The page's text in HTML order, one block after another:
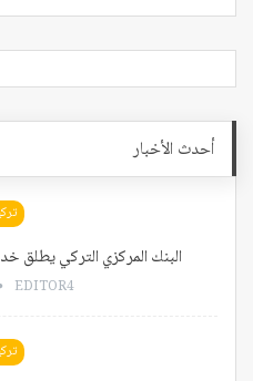
أحدث الأخبار
البنك المركزي التركي يطلق
EDITOR4